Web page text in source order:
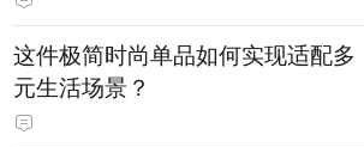
这件极简时尚单品如何实现适配多
元生活场景？